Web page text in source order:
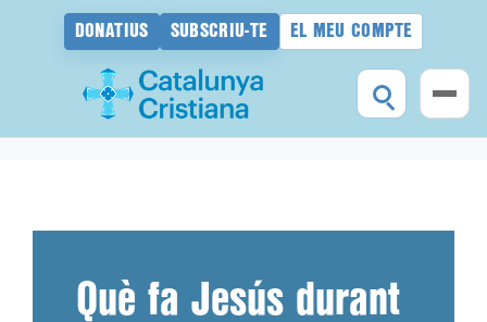
DONATIUS SUBSCRIU-TE EL MEU COMPTE
Què fa Jesús durant